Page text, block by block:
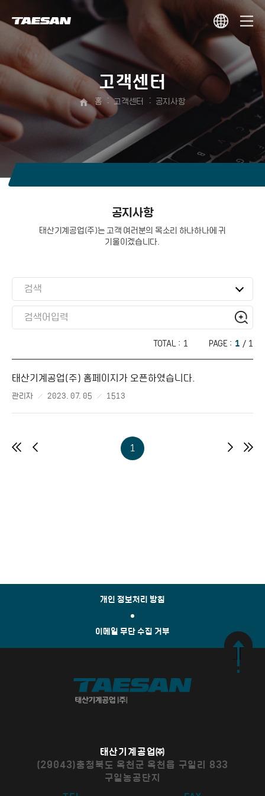
고객센터
홈 고객센터 공지사항
공지사항
태산기계공업(주)는 고객 여러분의 목소리 하나하나에 귀
기울이겠습니다.
검색
TOTAL : 1 PAGE : 1 / 1
태산기계공업(주) 홈페이지가 오픈하였습니다.
관리자 2023. 07. 05 1513
1
개인 정보처리 방침
이메일 무단 수집 거부
태산기계공업㈜
(29043)충청북도 옥천군 옥천읍 구일리 833
구일농공단지